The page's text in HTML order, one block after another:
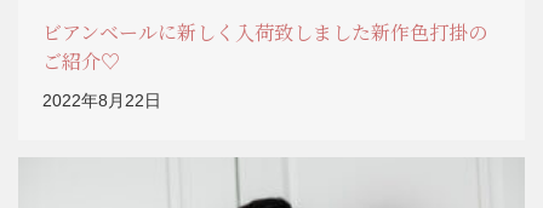
ビアンベールに新しく入荷致しました新作色打掛の
ご紹介♡
2022年8月22日